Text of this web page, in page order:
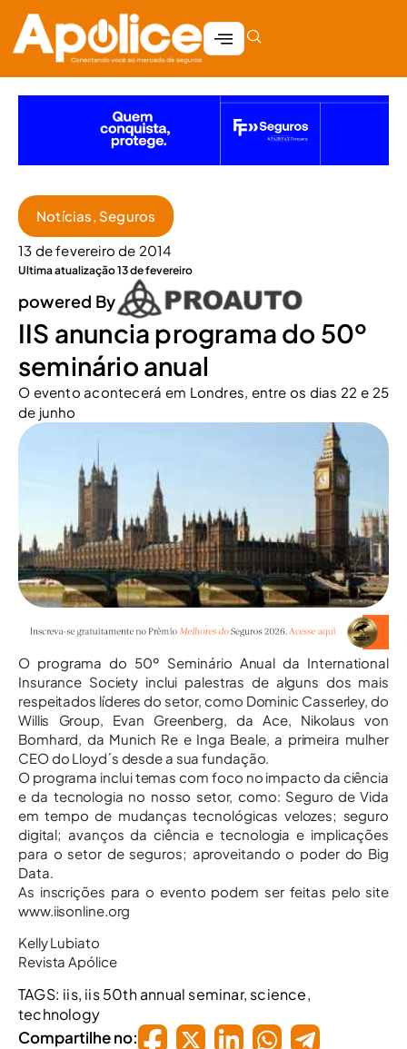
Notícias, Seguros
13 de fevereiro de 2014
Ultima atualização 13 de fevereiro
powered By
IIS anuncia programa do 50º
seminário anual
O evento acontecerá em Londres, entre os dias 22 e 25
de junho
O programa do 50º Seminário Anual da International
Insurance Society inclui palestras de alguns dos mais
respeitados líderes do setor, como Dominic Casserley, do
Willis Group, Evan Greenberg, da Ace, Nikolaus von
Bomhard, da Munich Re e Inga Beale, a primeira mulher
CEO do Lloyd´s desde a sua fundação.
O programa inclui temas com foco no impacto da ciência
e da tecnologia no nosso setor, como: Seguro de Vida
em tempo de mudanças tecnológicas velozes; seguro
digital; avanços da ciência e tecnologia e implicações
para o setor de seguros; aproveitando o poder do Big
Data.
As inscrições para o evento podem ser feitas pelo site
www.iisonline.org
Kelly Lubiato
Revista Apólice
TAGS: iis, iis 50th annual seminar, science,
technology
Compartilhe no: